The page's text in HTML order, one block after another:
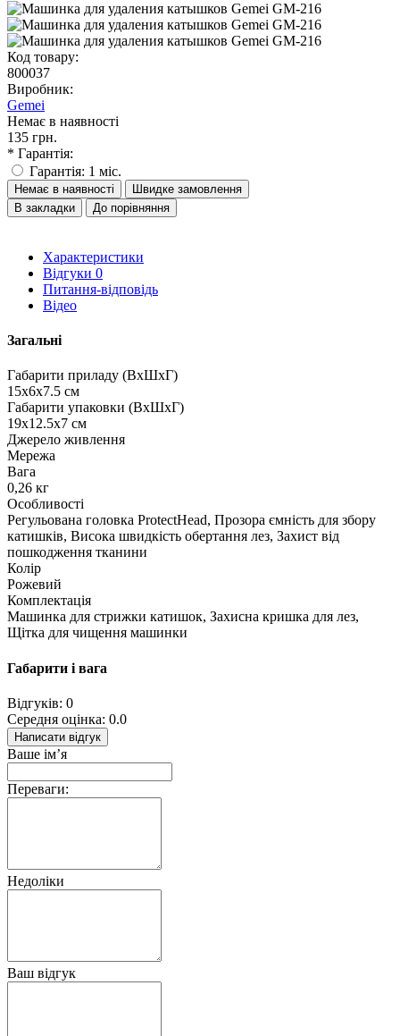
Код товару:
800037
Виробник:
Gemei
Немає в наявності
135 грн.
* Гарантія:
Гарантія: 1 міс.
Немає в наявності
Швидке замовлення
В закладки
До порівняння
Характеристики
Відгуки 0
Питання-відповідь
Відео
Загальні
Габарити приладу (ВхШхГ)
15х6х7.5 см
Габарити упаковки (ВхШхГ)
19х12.5х7 см
Джерело живлення
Мережа
Вага
0,26 кг
Особливості
Регульована головка ProtectHead, Прозора ємність для збору
катишків, Висока швидкість обертання лез, Захист від
пошкодження тканини
Колір
Рожевий
Комплектація
Машинка для стрижки катишок, Захисна кришка для лез,
Щітка для чищення машинки
Габарити і вага
Відгуків: 0
Середня оцінка: 0.0
Написати відгук
Ваше ім’я
Переваги:
Недоліки
Ваш відгук